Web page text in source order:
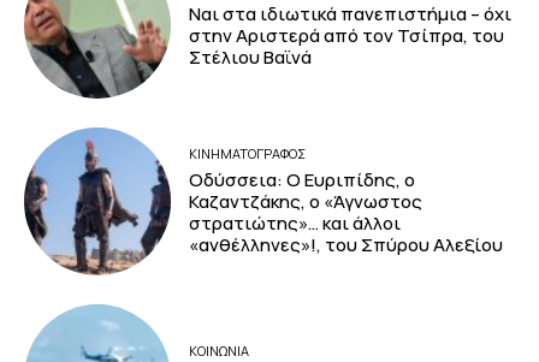
Ναι στα ιδιωτικά πανεπιστήμια – όχι
στην Αριστερά από τον Τσίπρα, του
Στέλιου Βαϊνά
ΚΙΝΗΜΑΤΟΓΡΆΦΟΣ
Οδύσσεια: Ο Ευριπίδης, ο
Καζαντζάκης, ο «Άγνωστος
στρατιώτης»… και άλλοι
«ανθέλληνες»!, του Σπύρου Αλεξίου
ΚΟΙΝΩΝΙΑ